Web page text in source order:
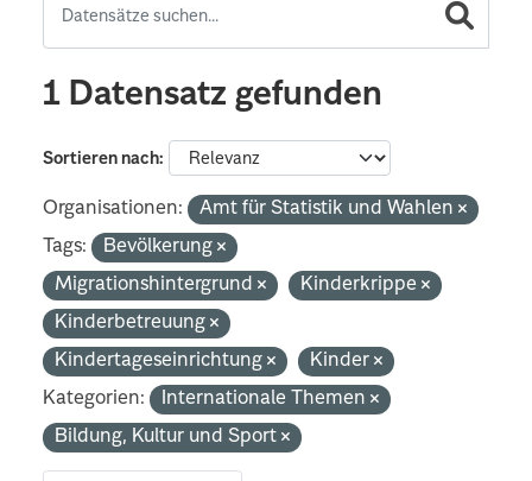
1 Datensatz gefunden
Sortieren nach
Organisationen:
Amt für Statistik und Wahlen
Tags:
Bevölkerung
Migrationshintergrund
Kinderkrippe
Kinderbetreuung
Kindertageseinrichtung
Kinder
Kategorien:
Internationale Themen
Bildung, Kultur und Sport